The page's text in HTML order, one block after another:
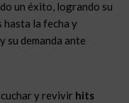
un éxito, logrando su
hasta la fecha y
su demanda ante
y revivir hits